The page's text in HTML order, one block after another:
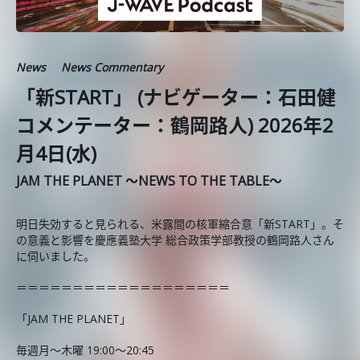
News News Commentary
「新START」 (ナビゲーター：石田健
コメンテーター：鶴岡路人) 2026年2
月4日(水)
JAM THE PLANET ～NEWS TO THE TABLE～
明日失効すると見られる、米露間の核軍縮合意「新START」。そ
の意義と影響を慶應義塾大学 総合政策学部教授の鶴岡路人さん
に伺いました。
＝＝＝＝＝＝＝＝＝＝＝＝＝＝＝＝＝＝＝
「JAM THE PLANET」
毎週月～木曜 19:00～20:45